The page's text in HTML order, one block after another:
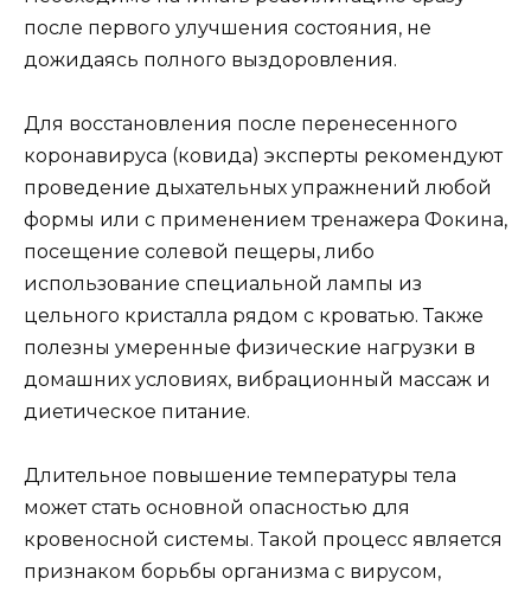
после первого улучшения состояния, не
дожидаясь полного выздоровления.
Для восстановления после перенесенного
коронавируса (ковида) эксперты рекомендуют
проведение дыхательных упражнений любой
формы или с применением тренажера Фокина,
посещение солевой пещеры, либо
использование специальной лампы из
цельного кристалла рядом с кроватью. Также
полезны умеренные физические нагрузки в
домашних условиях, вибрационный массаж и
диетическое питание.
Длительное повышение температуры тела
может стать основной опасностью для
кровеносной системы. Такой процесс является
признаком борьбы организма с вирусом,